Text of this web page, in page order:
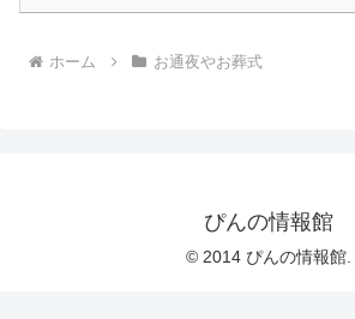
ホーム お通夜やお葬式
ぴんの情報館
© 2014 ぴんの情報館.